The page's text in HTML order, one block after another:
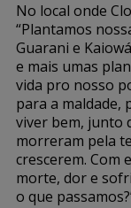
No local onde
“Plantamos
Guarani e
e mais umas
vida pro nosso
para a maldade,
viver bem, junto
morreram pela
crescerem. Com
morte, dor e
o que